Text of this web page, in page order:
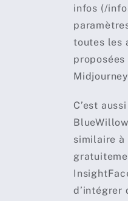
infos (/
toutes les
C’est
similaire à
d’intégrer